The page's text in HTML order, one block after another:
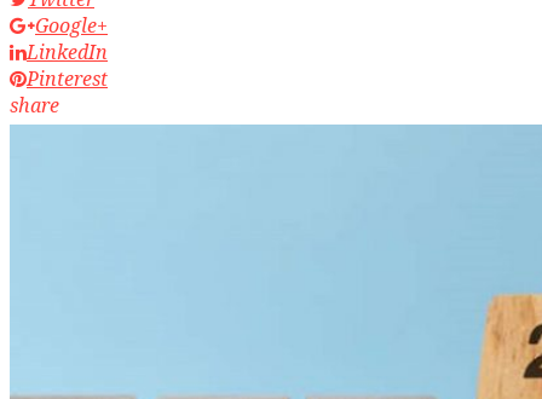
Google+
LinkedIn
Pinterest
share